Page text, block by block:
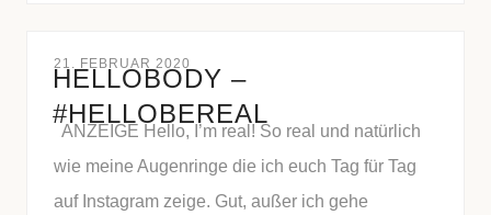
21. FEBRUAR 2020
HELLOBODY –
#HELLOBEREAL
ANZEIGE Hello, I’m real! So real und natürlich
wie meine Augenringe die ich euch Tag für Tag
auf Instagram zeige. Gut, außer ich gehe